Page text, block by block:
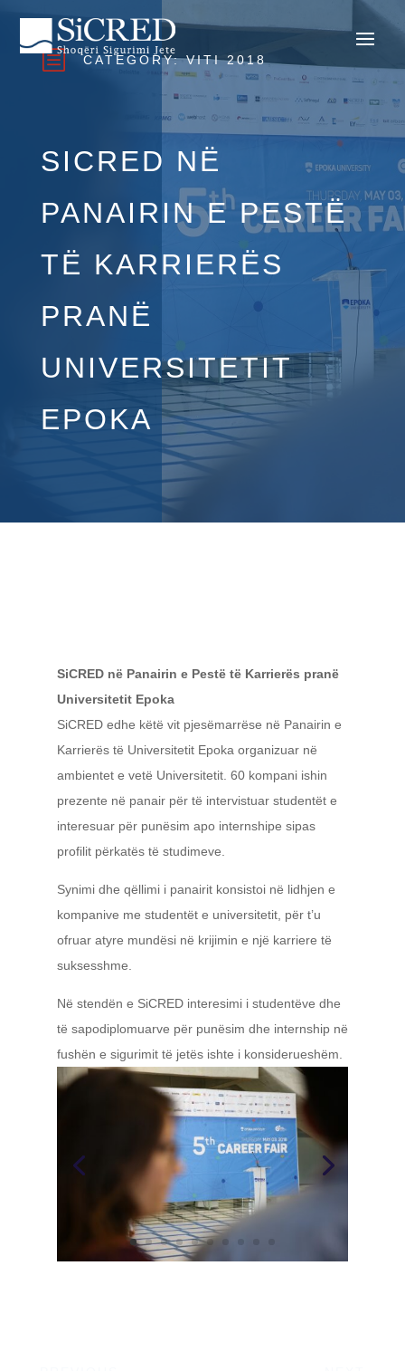
b CATEGORY:VITI 2018
SICRED NË
PANAIRIN E PESTË
TË KARRIERËS
PRANË
UNIVERSITETIT
EPOKA
SiCRED në Panairin e Pestë të Karrierës pranë
Universitetit Epoka
SiCRED edhe këtë vit pjesëmarrëse në Panairin e
Karrierës të Universitetit Epoka organizuar në
ambientet e vetë Universitetit. 60 kompani ishin
prezente në panair për të intervistuar studentët e
interesuar për punësim apo internshipe sipas
profilit përkatës të studimeve.
Synimi dhe qëllimi i panairit konsistoi në lidhjen e
kompanive me studentët e universitetit, për t’u
ofruar atyre mundësi në krijimin e një karriere të
suksesshme.
Në stendën e SiCRED interesimi i studentëve dhe
të sapodiplomuarve për punësim dhe internship në
fushën e sigurimit të jetës ishte i konsiderueshëm.